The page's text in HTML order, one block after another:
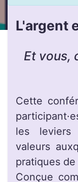
L'argent
Et vous,
Cette
les leviers
valeurs
pratiques
Conçue